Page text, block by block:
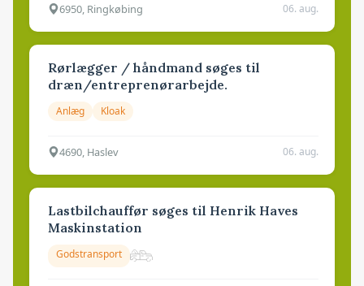
6950, Ringkøbing 06. aug.
Rørlægger / håndmand søges til
dræn/entreprenørarbejde.
Anlæg Kloak
4690, Haslev 06. aug.
Lastbilchauffør søges til Henrik Haves
Maskinstation
Godstransport